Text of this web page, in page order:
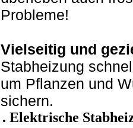
Probleme!
Vielseitig und
Stabheizung
um Pflanzen und
sichern.
Elektrische